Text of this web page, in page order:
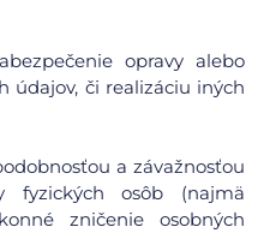
opravy alebo
údajov, či realizáciu iných
a závažnosťou
fyzických osôb (najmä
zničenie osobných